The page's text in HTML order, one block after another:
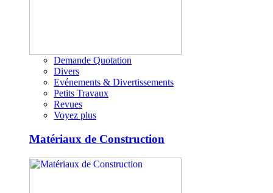
Demande Quotation
Divers
Evénements & Divertissements
Petits Travaux
Revues
Voyez plus
Matériaux de Construction